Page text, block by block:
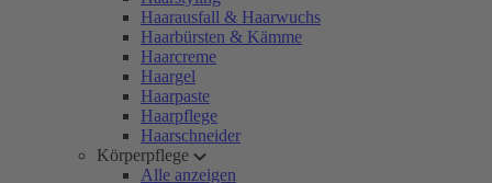
Haarausfall & Haarwuchs
Haarbürsten & Kämme
Haarcreme
Haargel
Haarpaste
Haarpflege
Haarschneider
Körperpflege
Alle anzeigen